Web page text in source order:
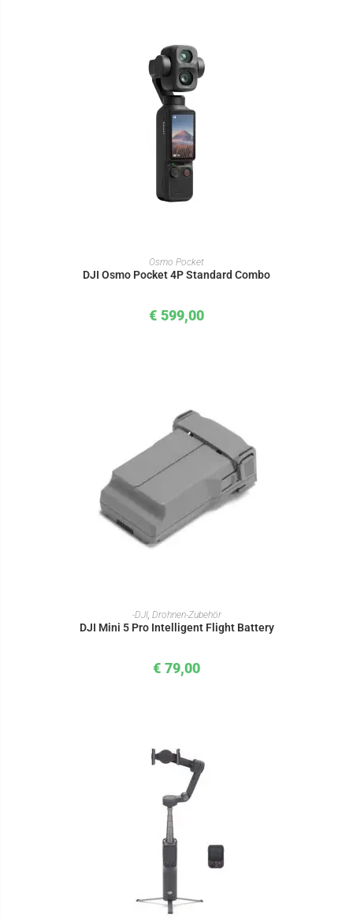
IN DEN WARENKORB
Osmo Pocket
DJI Osmo Pocket 4P Standard Combo
€ 599,00
IN DEN WARENKORB
-DJI, Drohnen-Zubehör
DJI Mini 5 Pro Intelligent Flight Battery
€ 79,00